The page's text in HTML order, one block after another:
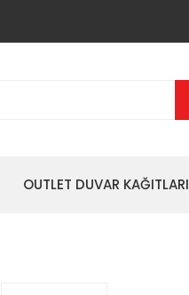
OUTLET DUVAR KAĞITLARI